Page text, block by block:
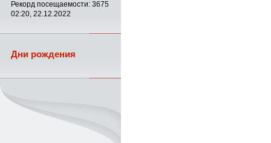
Рекорд посещаемости: 3675
02:20, 22.12.2022
Дни рождения